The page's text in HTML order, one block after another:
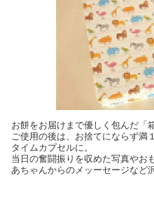
お餅をお届けまで優しく包んだ「
ご使用の後は、お捨てにならず満
タイムカプセルに。
当日の奮闘振りを収めた写真やお
あちゃんからのメッーセージなど